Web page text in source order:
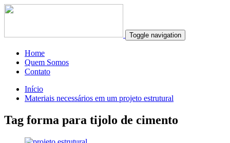
Toggle navigation
Home
Quem Somos
Contato
Início
Materiais necessários em um projeto estrutural
Tag forma para tijolo de cimento